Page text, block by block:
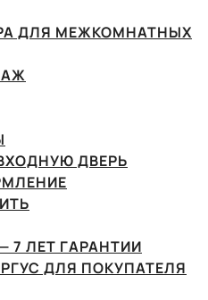
ДЛЯ МЕЖКОМНАТНЫХ
ДВЕРЬ
7 ЛЕТ ГАРАНТИИ
ДЛЯ ПОКУПАТЕЛЯ